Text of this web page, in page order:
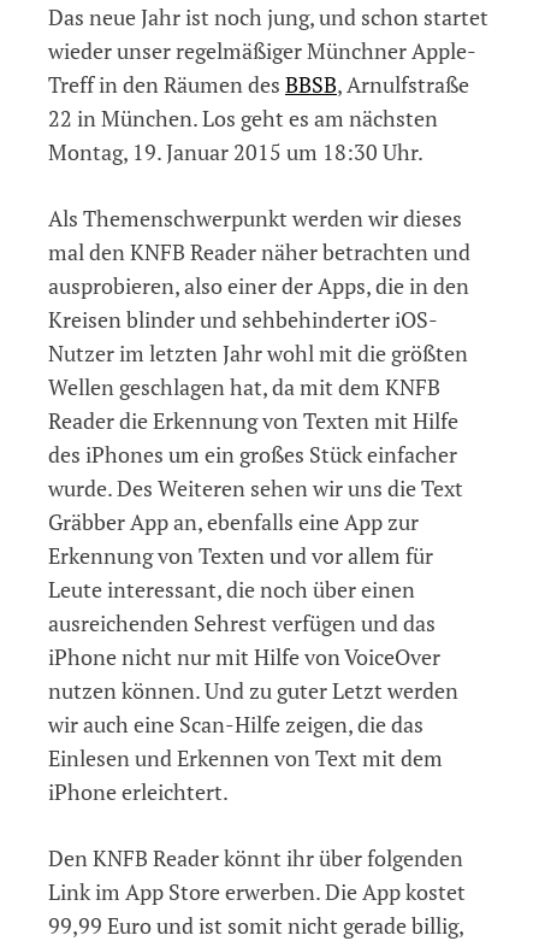
zum
Münchner
Apple-
Treff
am
19.
2015
Das neue Jahr ist noch jung, und schon startet
wieder unser regelmäßiger Münchner Apple-
Treff in den Räumen des BBSB, Arnulfstraße
22 in München. Los geht es am nächsten
Montag, 19. Januar 2015 um 18:30 Uhr.
Als Themenschwerpunkt werden wir dieses
mal den KNFB Reader näher betrachten und
ausprobieren, also einer der Apps, die in den
Kreisen blinder und sehbehinderter iOS-
Nutzer im letzten Jahr wohl mit die größten
Wellen geschlagen hat, da mit dem KNFB
Reader die Erkennung von Texten mit Hilfe
des iPhones um ein großes Stück einfacher
wurde. Des Weiteren sehen wir uns die Text
Gräbber App an, ebenfalls eine App zur
Erkennung von Texten und vor allem für
Leute interessant, die noch über einen
ausreichenden Sehrest verfügen und das
iPhone nicht nur mit Hilfe von VoiceOver
nutzen können. Und zu guter Letzt werden
wir auch eine Scan-Hilfe zeigen, die das
Einlesen und Erkennen von Text mit dem
iPhone erleichtert.
Den KNFB Reader könnt ihr über folgenden
Link im App Store erwerben. Die App kostet
99,99 Euro und ist somit nicht gerade billig,